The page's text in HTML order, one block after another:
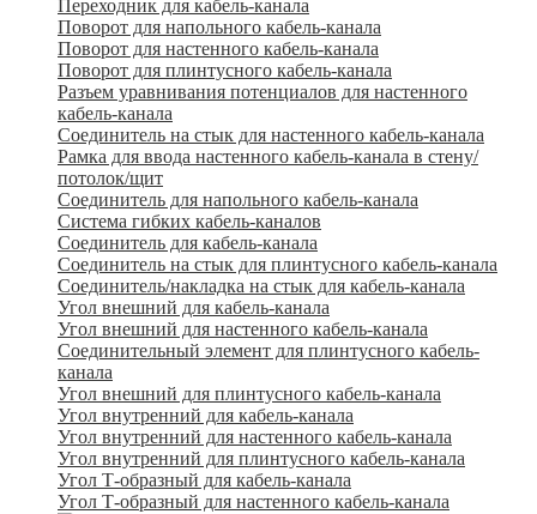
Переходник для кабель-канала
Поворот для напольного кабель-канала
Поворот для настенного кабель-канала
Поворот для плинтусного кабель-канала
Разъем уравнивания потенциалов для настенного
кабель-канала
Соединитель на стык для настенного кабель-канала
Рамка для ввода настенного кабель-канала в стену/
потолок/щит
Соединитель для напольного кабель-канала
Система гибких кабель-каналов
Соединитель для кабель-канала
Соединитель на стык для плинтусного кабель-канала
Соединитель/накладка на стык для кабель-канала
Угол внешний для кабель-канала
Угол внешний для настенного кабель-канала
Соединительный элемент для плинтусного кабель-
канала
Угол внешний для плинтусного кабель-канала
Угол внутренний для кабель-канала
Угол внутренний для настенного кабель-канала
Угол внутренний для плинтусного кабель-канала
Угол Т-образный для кабель-канала
Угол Т-образный для настенного кабель-канала